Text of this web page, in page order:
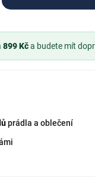
899 Kča budete mít
prádla a oblečení